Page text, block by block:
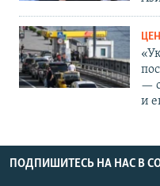
—
и
ПОДПИШИТЕСЬ НА НАС В